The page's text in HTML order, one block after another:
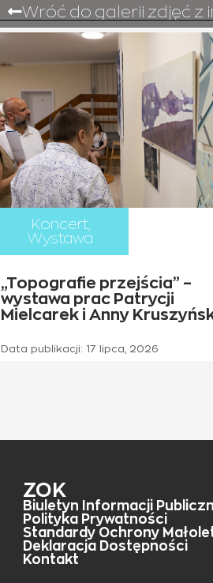
Wróć do galerii zdjęć z
Koncert,
Wystawa
„Topografie przejścia” –
wystawa prac Patrycji
Mielcarek i Anny
Data publikacji: 17 lipca, 2026
ZOK
Biuletyn Informacji
Polityka Prywatności
Standardy Ochrony
Deklaracja Dostępności
Kontakt